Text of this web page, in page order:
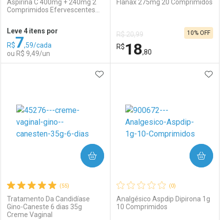
Ativar Desconto
Comprar sem Desconto
Por R$ 108,89/cada
Comprar sem Desconto
Por R$ 108,89/cada
Comprar sem Desconto
Por R$ 7,12/cada
Comprar sem Desconto
Por R$ 7,12/cada
Aspirina C 400mg + 240mg 2
Comprimidos Efervescentes
Leve 4 itens por
R$7,59/cada
ou R$ 9,49/un
Laboratório
Por Menos
Flanax 275mg 20 Comprimidos
R$ 20,99
R$18,80
10% OFF
Laboratório
Por Menos
(55)
Tratamento Da Candidíase
Gino-Caneste 6 dias 35g
Creme Vaginal
ADICIONAR AOS FAVORITOS
COMPRAR
(0)
Analgésico Aspdip Dipirona 1g
10 Comprimidos
COMPRAR